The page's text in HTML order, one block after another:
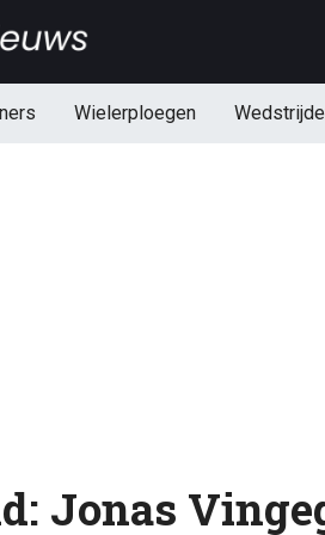
Wielerploegen
Jonas